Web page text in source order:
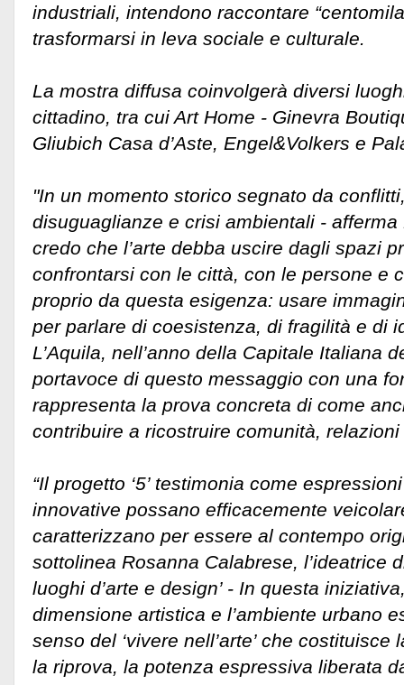
industriali, intendono raccontare
trasformarsi in leva sociale e culturale.
La mostra diffusa coinvolgerà diversi
cittadino, tra cui Art Home - Ginevra
Gliubich Casa d’Aste, Engel&Volkers e
"In un momento storico segnato da
disuguaglianze e crisi ambientali -
credo che l’arte debba uscire dagli spazi
confrontarsi con le città, con le persone e
proprio da questa esigenza: usare
per parlare di coesistenza, di fragilità e di
L’Aquila, nell’anno della Capitale Italiana
portavoce di questo messaggio con una
rappresenta la prova concreta di come
contribuire a ricostruire comunità,
“Il progetto ‘5’ testimonia come
innovative possano efficacemente
caratterizzano per essere al contempo
sottolinea Rosanna Calabrese, l’ideatrice
luoghi d’arte e design’ - In questa
dimensione artistica e l’ambiente urbano
senso del ‘vivere nell’arte’ che
la riprova, la potenza espressiva liberata